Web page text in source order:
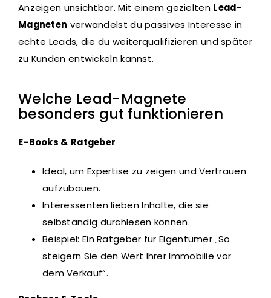
Anzeigen unsichtbar. Mit einem gezielten Lead-
Magneten verwandelst du passives Interesse in
echte Leads, die du weiterqualifizieren und später
zu Kunden entwickeln kannst.
Welche Lead-Magnete
besonders gut funktionieren
E-Books & Ratgeber
Ideal, um Expertise zu zeigen und Vertrauen
aufzubauen.
Interessenten lieben Inhalte, die sie
selbständig durchlesen können.
Beispiel: Ein Ratgeber für Eigentümer „So
steigern Sie den Wert Ihrer Immobilie vor
dem Verkauf“.